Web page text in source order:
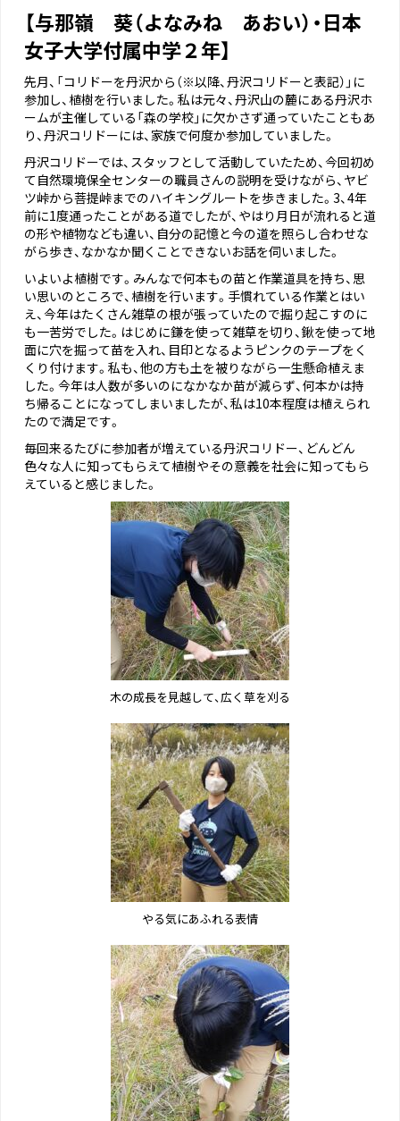
【与那嶺 葵（よなみね あおい）・日本
女子大学付属中学２年】
先月、「コリドーを丹沢から（※以降、丹沢コリドーと表記）」に
参加し、植樹を行いました。私は元々、丹沢山の麓にある丹沢ホ
ームが主催している「森の学校」に欠かさず通っていたこともあ
り、丹沢コリドーには、家族で何度か参加していました。
丹沢コリドーでは、スタッフとして活動していたため、今回初め
て自然環境保全センターの職員さんの説明を受けながら、ヤビ
ツ峠から菩提峠までのハイキングルートを歩きました。3、4年
前に1度通ったことがある道でしたが、やはり月日が流れると道
の形や植物なども違い、自分の記憶と今の道を照らし合わせな
がら歩き、なかなか聞くことできないお話を伺いました。
いよいよ植樹です。みんなで何本もの苗と作業道具を持ち、思
い思いのところで、植樹を行います。手慣れている作業とはい
え、今年はたくさん雑草の根が張っていたので掘り起こすのに
も一苦労でした。はじめに鎌を使って雑草を切り、鍬を使って地
面に穴を掘って苗を入れ、目印となるようピンクのテープをく
くり付けます。私も、他の方も土を被りながら一生懸命植えま
した。今年は人数が多いのになかなか苗が減らず、何本かは持
ち帰ることになってしまいましたが、私は10本程度は植えられ
たので満足です。
毎回来るたびに参加者が増えている丹沢コリドー、どんどん
色々な人に知ってもらえて植樹やその意義を社会に知ってもら
えていると感じました。
木の成長を見越して、広く草を刈る
やる気にあふれる表情